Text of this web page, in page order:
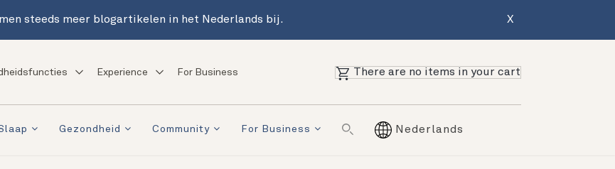
steeds meer blogartikelen in het Nederlands bij. X
Experience For Business There are no items in your cart
Gezondheid Community For Business Nederlands